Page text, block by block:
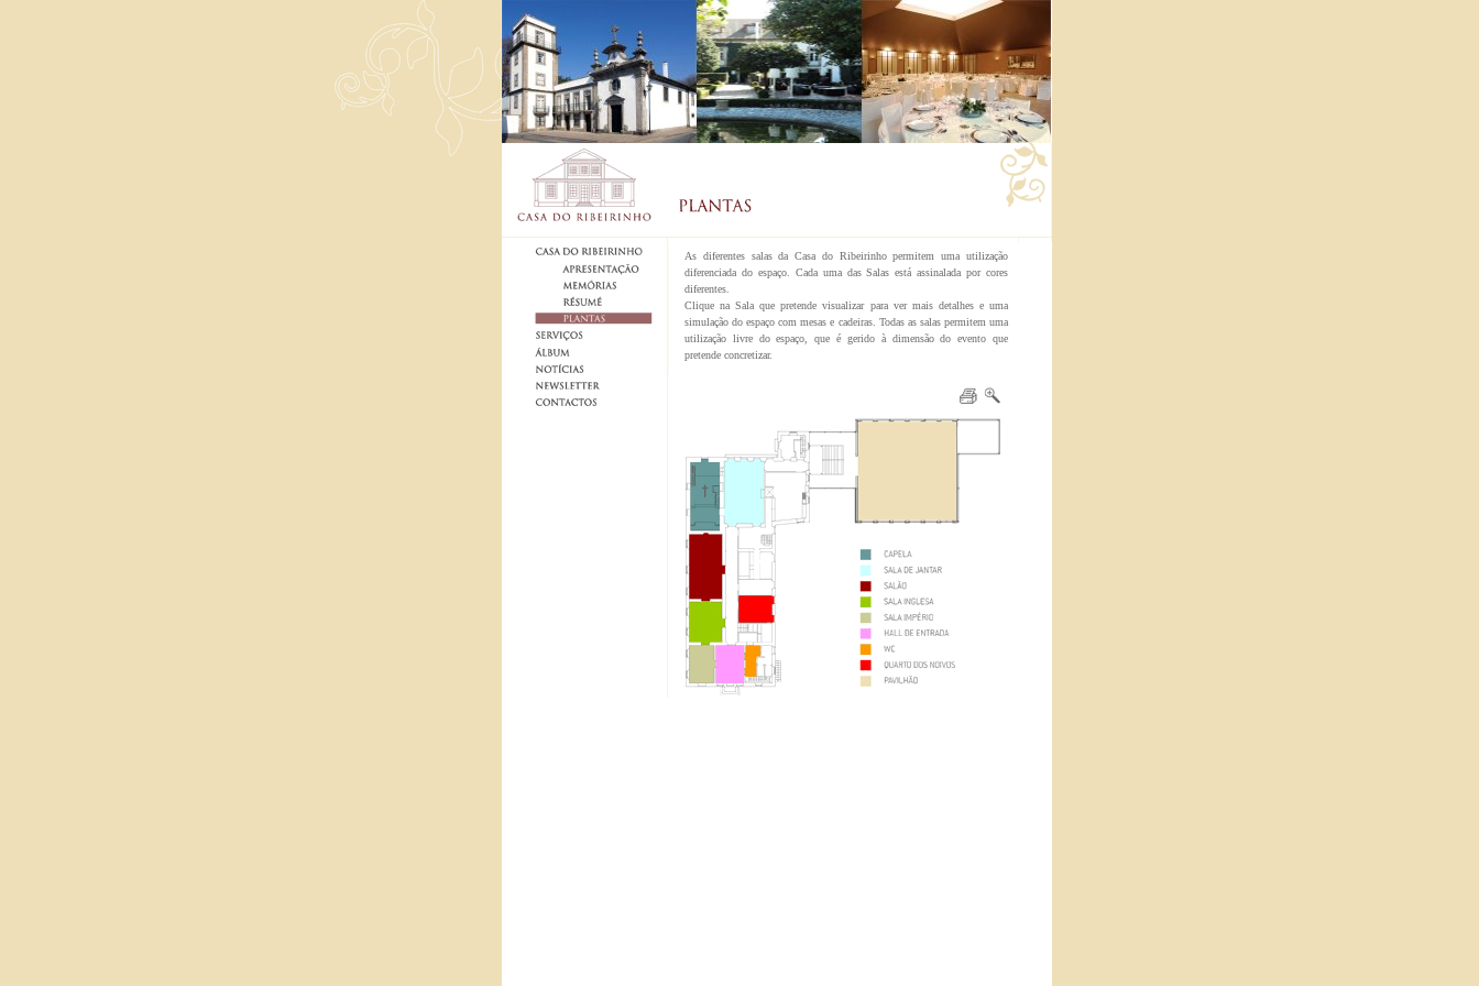
As diferentes salas da Casa do Ribeirinho permitem uma utilização
diferenciada do espaço. Cada uma das Salas está assinalada por cores
diferentes.
Clique na Sala que pretende visualizar para ver mais detalhes e uma
simulação do espaço com mesas e cadeiras. Todas as salas permitem uma
utilização livre do espaço, que é gerido à dimensão do evento que
pretende concretizar.